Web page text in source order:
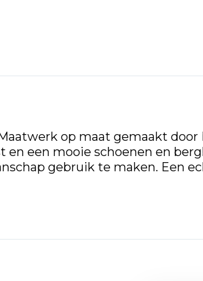
op maat gemaakt
een mooie schoenen en
gebruik te maken. Een